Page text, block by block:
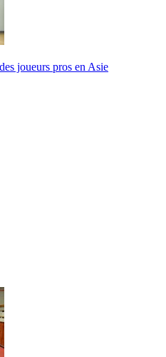
joueurs pros en Asie